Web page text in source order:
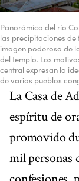
Panorámica del río
las precipitaciones de
imagen poderosa de
del templo. Los
central expresan la
de varios pueblos
La Casa de
espíritu de
promovido
mil personas